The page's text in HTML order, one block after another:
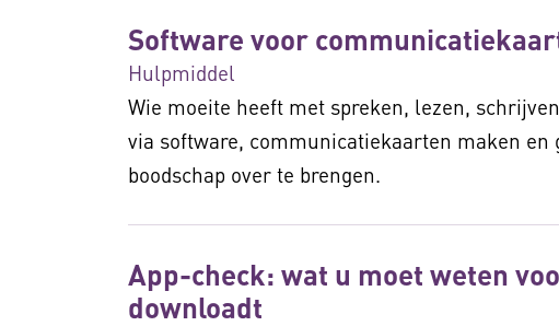
Software voor
Hulpmiddel
Wie moeite heeft met spreken, lezen,
via software, communicatiekaarten maken en
boodschap over te brengen.
App-check: wat u moet weten
downloadt